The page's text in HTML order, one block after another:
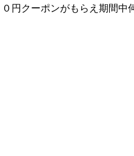
円クーポンがもらえ期間中